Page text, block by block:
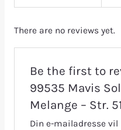
There are no reviews yet.
Be the first to
99535 Mavis
Melange – Str.
Din e-mailadresse